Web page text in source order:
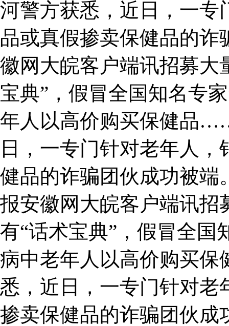
河警方获悉，近日，一专
品或真假掺卖保健品的
徽网大皖客户端讯招募大
宝典”，假冒全国知名专
年人以高价购买保健品
日，一专门针对老年人
健品的诈骗团伙成功被端
报安徽网大皖客户端讯招
有“话术宝典”，假冒全国
病中老年人以高价购买
悉，近日，一专门针对老
掺卖保健品的诈骗团伙成